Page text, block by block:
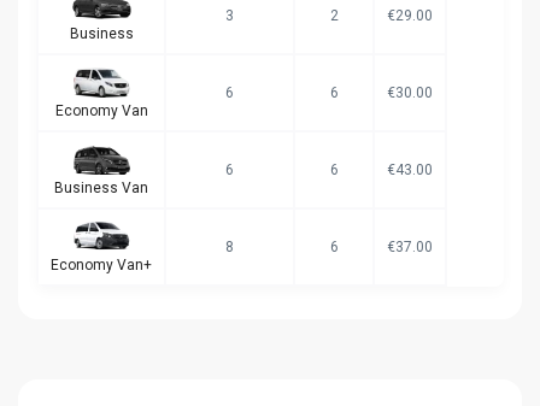
Business
3 2 €29.00
Economy Van
6 6 €30.00
Business Van
6 6 €43.00
Economy Van+
8 6 €37.00